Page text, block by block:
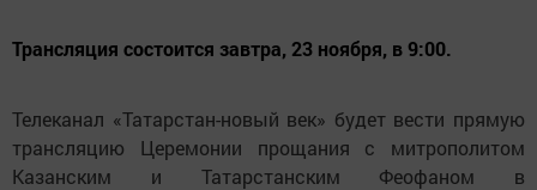
Трансляция состоится завтра, 23 ноября, в 9:00.
Телеканал «Татарстан-новый век» будет вести прямую
трансляцию Церемонии прощания с митрополитом
Казанским и Татарстанским Феофаном в